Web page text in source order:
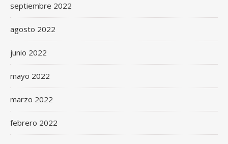
septiembre 2022
agosto 2022
junio 2022
mayo 2022
marzo 2022
febrero 2022